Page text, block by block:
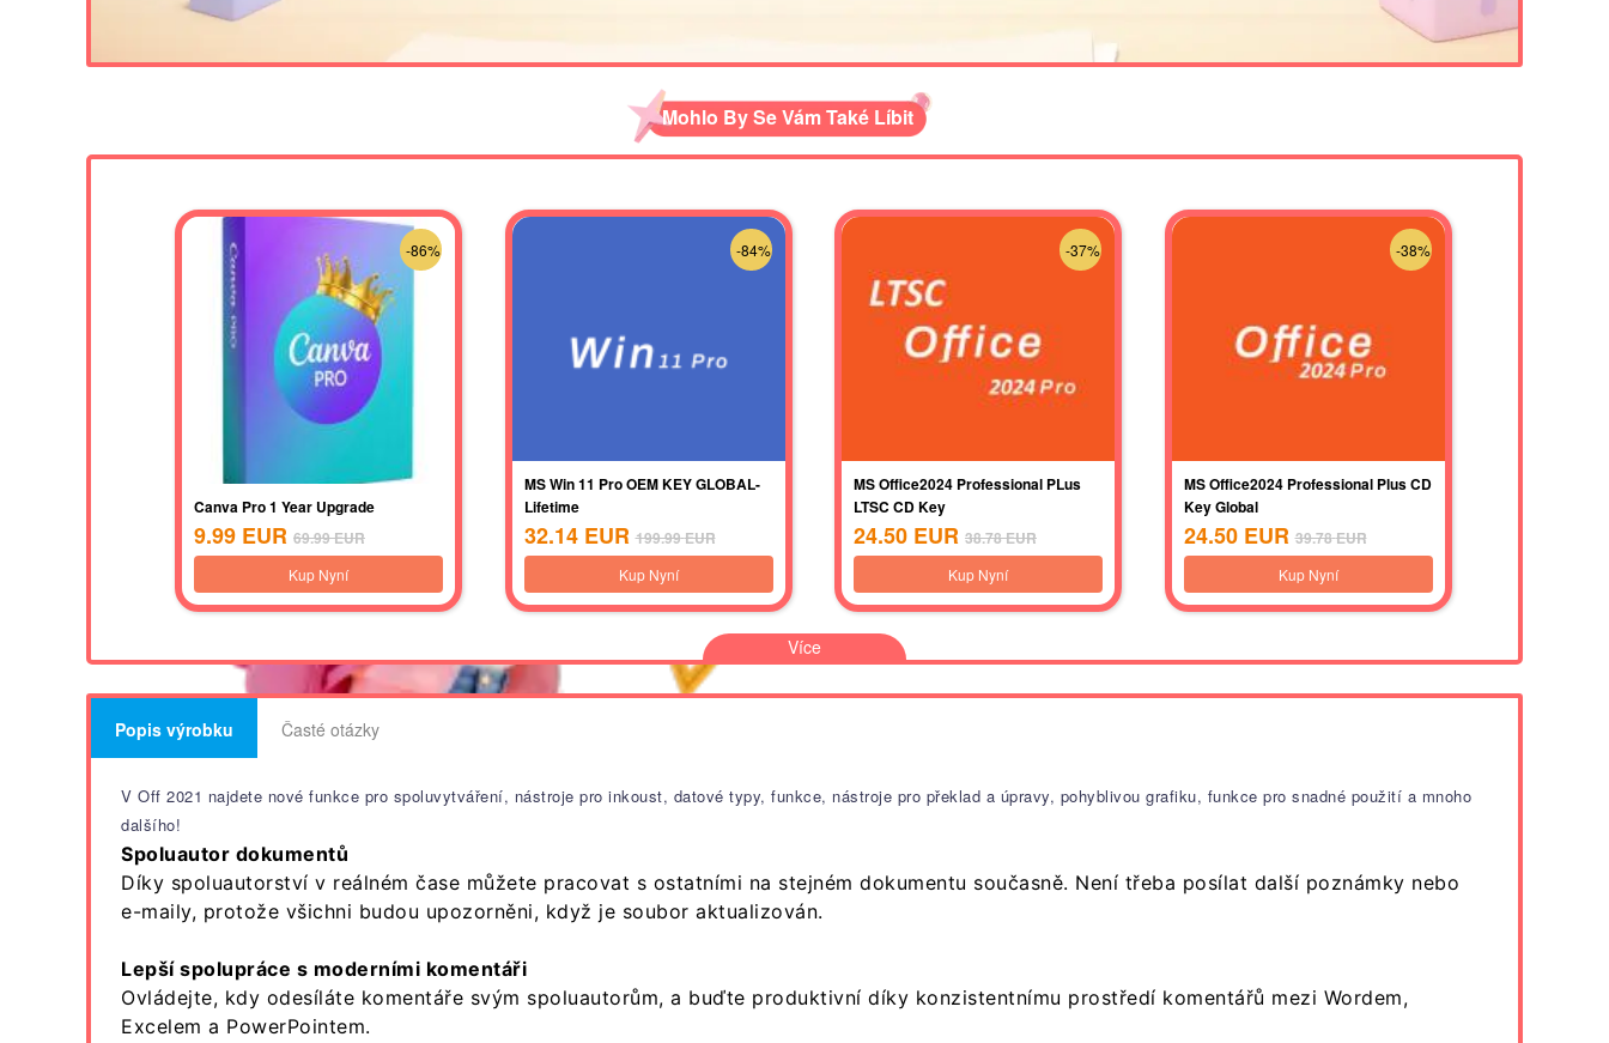
Mohlo By Se Vám Také Líbit
-86%
Canva Pro 1 Year Upgrade
9.99 EUR 69.99EUR
Kup Nyní
-84%
MS Win 11 Pro OEM KEY GLOBAL-
Lifetime
32.14 EUR 199.99EUR
Kup Nyní
-37%
MS Office2024 Professional PLus
LTSC CD Key
24.50 EUR 38.78EUR
Kup Nyní
-38%
MS Office2024 Professional Plus CD
Key Global
24.50 EUR 39.78EUR
Kup Nyní
Více
Popis výrobku Časté otázky
V Off 2021 najdete nové funkce pro spoluvytváření, nástroje pro inkoust, datové typy, funkce, nástroje pro překlad a úpravy, pohyblivou grafiku, funkce pro snadné použití a mnoho
dalšího!
Spoluautor dokumentů
Díky spoluautorství v reálném čase můžete pracovat s ostatními na stejném dokumentu současně. Není třeba posílat další poznámky nebo
e-maily, protože všichni budou upozorněni, když je soubor aktualizován.
Lepší spolupráce s moderními komentáři
Ovládejte, kdy odesíláte komentáře svým spoluautorům, a buďte produktivní díky konzistentnímu prostředí komentářů mezi Wordem,
Excelem a PowerPointem.